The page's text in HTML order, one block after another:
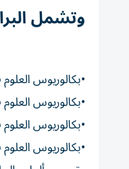
وتشمل
•بكالوريوس
•بكالوريوس
•بكالوريوس
•بكالوريوس